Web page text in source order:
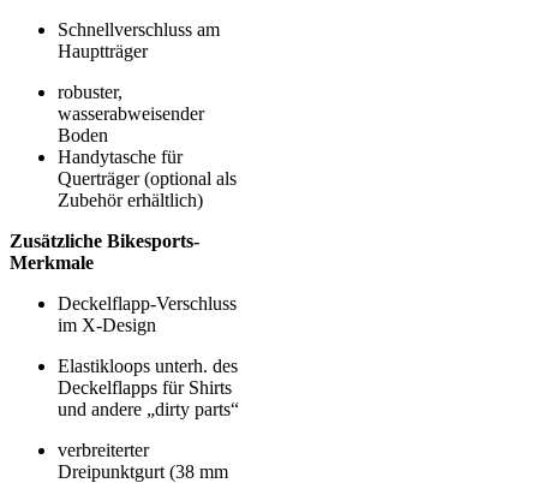
Schnellverschluss am
Hauptträger
robuster,
wasserabweisender
Boden
Handytasche für
Querträger (optional als
Zubehör erhältlich)
Zusätzliche Bikesports-
Merkmale
Deckelflapp-Verschluss
im X-Design
Elastikloops unterh. des
Deckelflapps für Shirts
und andere „dirty parts“
verbreiterter
Dreipunktgurt (38 mm